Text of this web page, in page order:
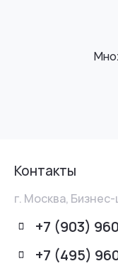
Контакты
г. Москва,
+7 (903)
+7 (495)